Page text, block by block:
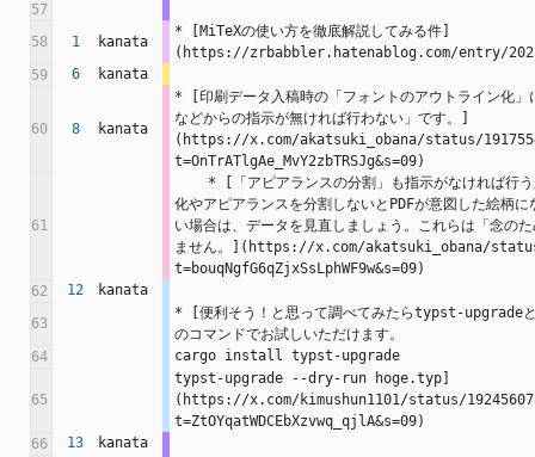
57
58
1 kanata
* [MiTeXの使い方を徹底解説してみる件]
(https://zrbabbler.hatenablog.com/entry/
59
6 kanata
60 8 kanata
* [印刷データ入稿時の「フォントのアウトライン化」
などからの指示が無ければ行わない」です。]
(https://x.com/akatsuki_obana/status/
t=OnTrATlgAe_MvY2zbTRSJg&s=09)
61
化やアピアランスを分割しないとPDFが意図した絵柄
い場合は、データを見直しましょう。これらは「念の
ません。](https://x.com/akatsuki_obana/
t=bouqNgfG6qZjxSsLphWF9w&s=09)
62
12
kanata
63
* [便利そう！と思って調べてみたらtypst-upgradeと
のコマンドでお試しいただけます。
64
cargo install typst-upgrade
65
typst-upgrade --dry-run hoge.typ]
(https://x.com/kimushun1101/status/
t=ZtOYqatWDCEbXzvwq_qjlA&s=09)
66
13 kanata